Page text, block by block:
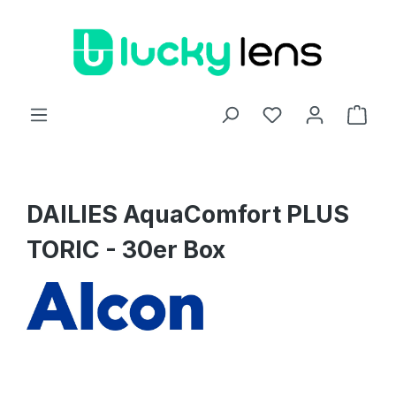
DAILIES AquaComfort PLUS
TORIC - 30er Box